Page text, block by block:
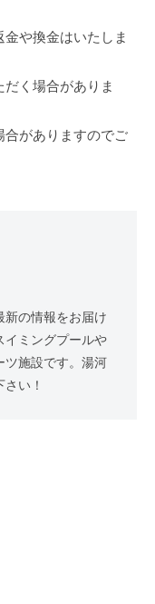
や換金はいたしま
く場合がありま
がありますのでご
新の情報をお届け
イミングプールや
ツ施設です。湯河
い！